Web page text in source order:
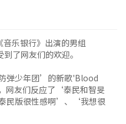
乐银行》出演的男组
了网友们的欢迎。
弹少年团’的新歌'Blood
网友们反应了‘泰民和智旻
民版很性感啊’、‘我想很